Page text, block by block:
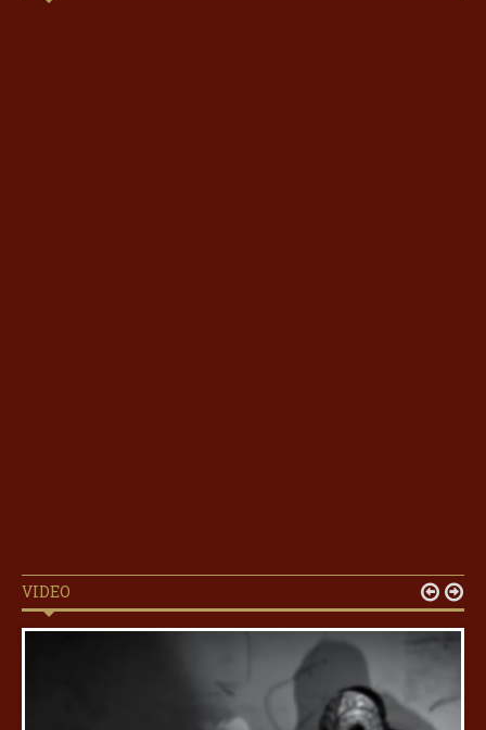
VIDEO  